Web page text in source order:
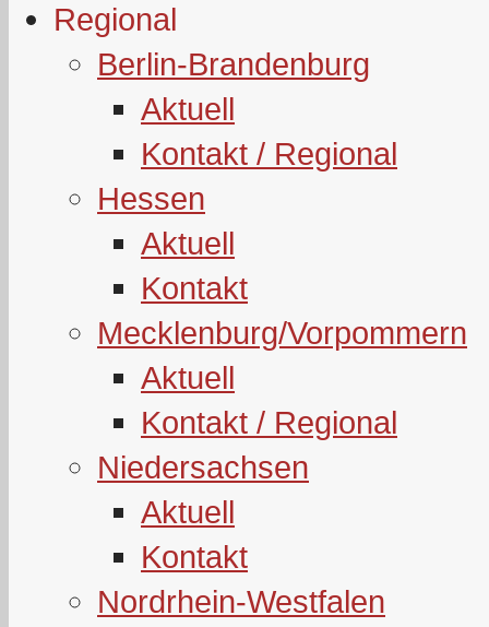
Regional
Berlin-Brandenburg
Aktuell
Kontakt / Regional
Hessen
Aktuell
Kontakt
Mecklenburg/Vorpommern
Aktuell
Kontakt / Regional
Niedersachsen
Aktuell
Kontakt
Nordrhein-Westfalen